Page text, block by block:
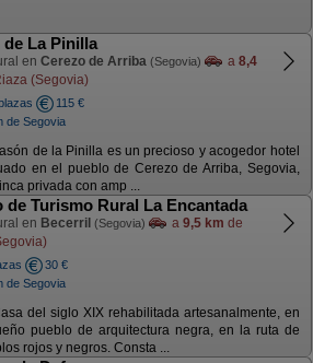
de La Pinilla
en Cerezo de Arriba (Segovia) a 8,4
(Segovia)
115 €
de Segovia
de la Pinilla es un precioso y acogedor hotel
en el pueblo de Cerezo de Arriba, Segovia,
privada con amp ...
de Turismo Rural La Encantada
en Becerril (Segovia) a 9,5 km de
30 €
de Segovia
del siglo XIX rehabilitada artesanalmente, en
pueblo de arquitectura negra, en la ruta de
rojos y negros. Consta ...